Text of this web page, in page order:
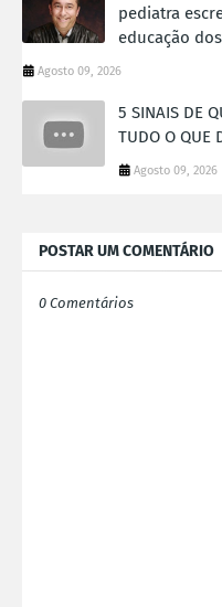
pediatra
educação
Agosto 09, 2026
5 SINAIS DE
TUDO O QUE
Agosto 09, 2026
POSTAR UM COMENTÁRIO
0 Comentários